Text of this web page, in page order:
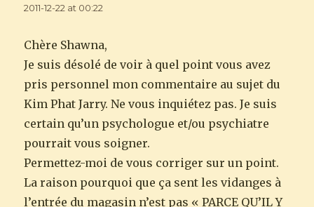
2011-12-22 at 00:22
Chère Shawna,
Je suis désolé de voir à quel point vous avez
pris personnel mon commentaire au sujet du
Kim Phat Jarry. Ne vous inquiétez pas. Je suis
certain qu’un psychologue et/ou psychiatre
pourrait vous soigner.
Permettez-moi de vous corriger sur un point.
La raison pourquoi que ça sent les vidanges à
l’entrée du magasin n’est pas « PARCE QU’IL Y